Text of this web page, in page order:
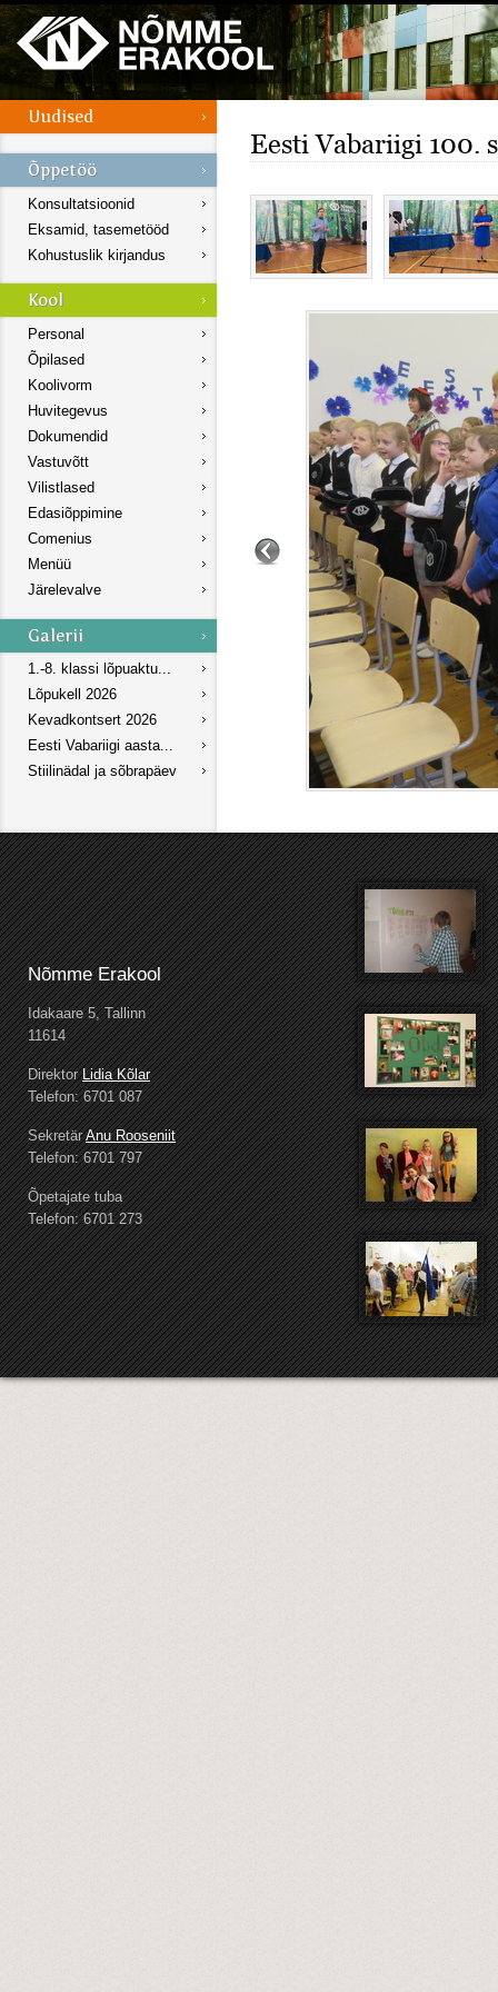
Konsultatsioonid
Eksamid, tasemetööd
Kohustuslik kirjandus
Personal
Õpilased
Koolivorm
Huvitegevus
Dokumendid
Vastuvõtt
Vilistlased
Edasiõppimine
Comenius
Menüü
Järelevalve
1.-8. klassi lõpuaktu...
Lõpukell 2026
Kevadkontsert 2026
Eesti Vabariigi aasta...
Stiilinädal ja sõbrapäev
Eesti Vabariigi 100.
Nõmme Erakool
Idakaare 5, Tallinn
11614
DirektorLidia Kõlar
Telefon: 6701 087
SekretärAnu Rooseniit
Telefon: 6701 797
Õpetajate tuba
Telefon: 6701 273